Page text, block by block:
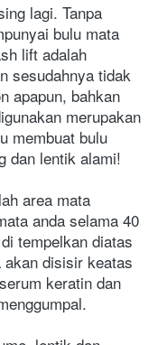
lagi. Tanpa
bulu mata
lift adalah
sesudahnya tidak
apapun, bahkan
merupakan
membuat bulu
dan lentik alami!
anda selama 40
tempelkan diatas
akan disisir keatas
keratin dan